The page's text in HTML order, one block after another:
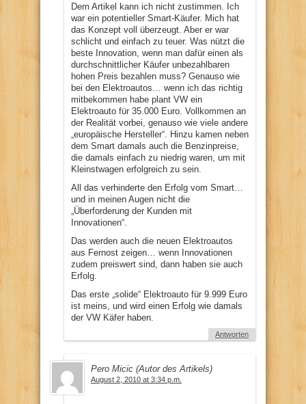
Dem Artikel kann ich nicht zustimmen. Ich
war ein potentieller Smart-Käufer. Mich hat
das Konzept voll überzeugt. Aber er war
schlicht und einfach zu teuer. Was nützt die
beste Innovation, wenn man dafür einen als
durchschnittlicher Käufer unbezahlbaren
hohen Preis bezahlen muss? Genauso wie
bei den Elektroautos… wenn ich das richtig
mitbekommen habe plant VW ein
Elektroauto für 35.000 Euro. Vollkommen an
der Realität vorbei, genauso wie viele andere
„europäische Hersteller“. Hinzu kamen neben
dem Smart damals auch die Benzinpreise,
die damals einfach zu niedrig waren, um mit
Kleinstwagen erfolgreich zu sein.
All das verhinderte den Erfolg vom Smart…
und in meinen Augen nicht die
„Überforderung der Kunden mit
Innovationen“.
Das werden auch die neuen Elektroautos
aus Fernost zeigen… wenn Innovationen
zudem preiswert sind, dann haben sie auch
Erfolg.
Das erste „solide“ Elektroauto für 9.999 Euro
ist meins, und wird einen Erfolg wie damals
der VW Käfer haben.
Antworten
Pero Micic (Autor des Artikels)
August 2, 2010 at 3:34 p.m.